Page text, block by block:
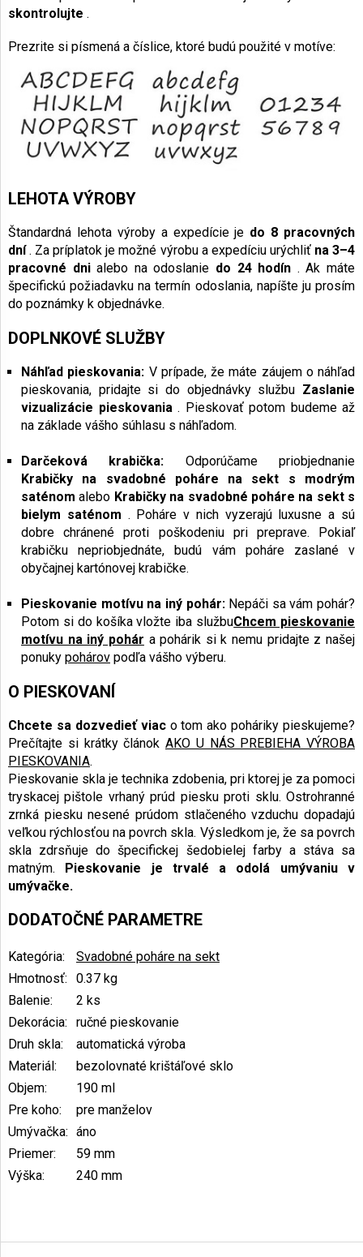
skontrolujte .
Prezrite si písmená a číslice, ktoré budú použité v motíve:
LEHOTA VÝROBY
Štandardná lehota výroby a expedície je do 8 pracovných
dní. Za príplatok je možné výrobu a expedíciu urýchliť na 3–4
pracovné dnialebo na odoslanie do 24 hodín . Ak máte
špecifickú požiadavku na termín odoslania, napíšte ju prosím
do poznámky k objednávke.
DOPLNKOVÉ SLUŽBY
Náhľad pieskovania: V prípade, že máte záujem o náhľad
pieskovania, pridajte si do objednávky službu Zaslanie
vizualizácie pieskovania. Pieskovať potom budeme až
na základe vášho súhlasu s náhľadom.
Darčeková krabička: Odporúčame priobjednanie
Krabičky na svadobné poháre na sekt s modrým
saténom alebo Krabičky na svadobné poháre na sekt s
bielym saténom . Poháre v nich vyzerajú luxusne a sú
dobre chránené proti poškodeniu pri preprave. Pokiaľ
krabičku nepriobjednáte, budú vám poháre zaslané v
obyčajnej kartónovej krabičke.
Pieskovanie motívu na iný pohár:Nepáči sa vám pohár?
Potom si do košíka vložte iba službuChcem pieskovanie
motívu na iný pohár a pohárik si k nemu pridajte z našej
ponuky pohárov podľa vášho výberu.
O PIESKOVANÍ
Chcete sa dozvedieť viaco tom ako poháriky pieskujeme?
Prečítajte si krátky článok AKO U NÁS PREBIEHA VÝROBA
PIESKOVANIA.
Pieskovanie skla je technika zdobenia, pri ktorej je za pomoci
tryskacej pištole vrhaný prúd piesku proti sklu. Ostrohranné
zrnká piesku nesené prúdom stlačeného vzduchu dopadajú
veľkou rýchlosťou na povrch skla. Výsledkom je, že sa povrch
skla zdrsňuje do špecifickej šedobielej farby a stáva sa
matným.
Pieskovanie je trvalé a odolá umývaniu v
umývačke.
DODATOČNÉ PARAMETRE
Kategória:
Svadobné poháre na sekt
Hmotnosť:
0.37 kg
Balenie:
2 ks
Dekorácia:
ručné pieskovanie
Druh skla:
automatická výroba
Materiál :
bezolovnaté krištáľové sklo
Objem:
190 ml
Pre koho:
pre manželov
Umývačka: áno
Priemer:
59 mm
Výška: 240 mm
á